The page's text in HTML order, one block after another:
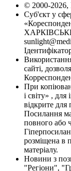
© 2000-2026,
Суб'єкт у
ХАРКІВСЬКЕ
сайті,
При
і світу» ,
відкрите
Посилання
повного або
розміщена в
матеріалу.
Новини з
"Регіони",